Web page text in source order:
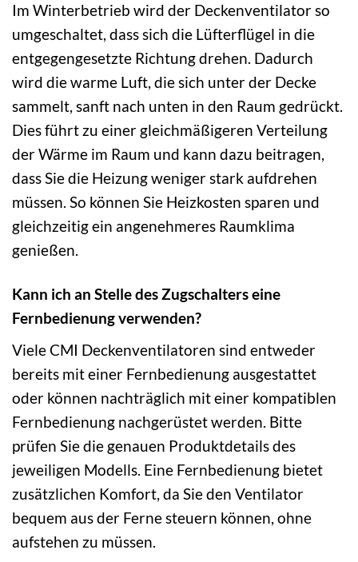
Im Winterbetrieb wird der Deckenventilator so
umgeschaltet, dass sich die Lüfterflügel in die
entgegengesetzte Richtung drehen. Dadurch
wird die warme Luft, die sich unter der Decke
sammelt, sanft nach unten in den Raum gedrückt.
Dies führt zu einer gleichmäßigeren Verteilung
der Wärme im Raum und kann dazu beitragen,
dass Sie die Heizung weniger stark aufdrehen
müssen. So können Sie Heizkosten sparen und
gleichzeitig ein angenehmeres Raumklima
genießen.
Kann ich an Stelle des Zugschalters eine
Fernbedienung verwenden?
Viele CMI Deckenventilatoren sind entweder
bereits mit einer Fernbedienung ausgestattet
oder können nachträglich mit einer kompatiblen
Fernbedienung nachgerüstet werden. Bitte
prüfen Sie die genauen Produktdetails des
jeweiligen Modells. Eine Fernbedienung bietet
zusätzlichen Komfort, da Sie den Ventilator
bequem aus der Ferne steuern können, ohne
aufstehen zu müssen.